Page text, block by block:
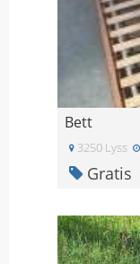
Bett
3250 Lyss
Gratis